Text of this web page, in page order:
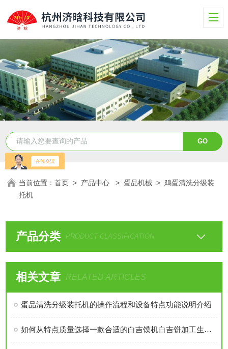
当前位置：首页 > 产品中心 >蛋品机械 >鸡蛋清洗分级装
托机
产品分类 PRODUCT CLASSIFICATION
相关文章 RELATED ARTICLES
蛋品清洗分级装托机的操作流程和设备特点功能说明介绍
如何从特点质量选择一款合适的白吉馍机白吉饼加工生产线设备呢？